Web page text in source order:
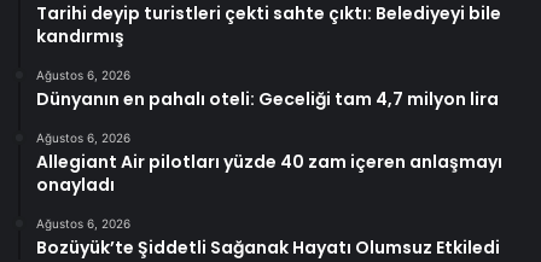
Tarihi deyip turistleri çekti sahte çıktı: Belediyeyi bile
kandırmış
Ağustos 6, 2026
Dünyanın en pahalı oteli: Geceliği tam 4,7 milyon lira
Ağustos 6, 2026
Allegiant Air pilotları yüzde 40 zam içeren anlaşmayı
onayladı
Ağustos 6, 2026
Bozüyük’te Şiddetli Sağanak Hayatı Olumsuz Etkiledi